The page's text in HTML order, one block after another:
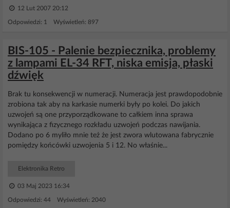
12 Lut 2007 20:12
Odpowiedzi: 1 Wyświetleń: 897
BIS-105 - Palenie bezpiecznika, problemy
z lampami EL-34 RFT, niska emisja, płaski
dźwięk
Brak tu konsekwencji w numeracji. Numeracja jest prawdopodobnie
zrobiona tak aby na karkasie numerki były po kolei. Do jakich
uzwojeń są one przyporządkowane to całkiem inna sprawa
wynikająca z fizycznego rozkładu uzwojeń podczas nawijania.
Dodano po 6 myliło mnie też że jest zwora wlutowana fabrycznie
pomiędzy końcówki uzwojenia 5 i 12. No właśnie...
Elektronika Retro
03 Maj 2023 16:34
Odpowiedzi: 44 Wyświetleń: 2040